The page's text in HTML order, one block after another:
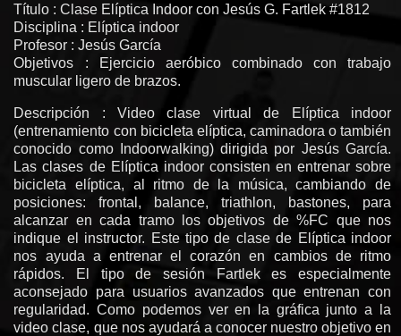
Título : Clase Elíptica Indoor con Jesús G. Fartlek #1812
Disciplina : Elíptica indoor
Profesor : Jesús García
Objetivos : Ejercicio aeróbico combinado con trabajo
muscular ligero de brazos.
Descripción : Video clase virtual de Elíptica indoor
(entrenamiento con bicicleta elíptica, caminadora o también
conocido como Indoorwalking) dirigida por Jesús García.
Las clases de Elíptica indoor consisten en entrenar sobre
bicicleta elíptica, al ritmo de la música, cambiando de
posiciones: frontal, balance, triathlon, bastones, para
alcanzar en cada tramo los objetivos de %FC que nos
indique el instructor. Este tipo de clase de Elíptica indoor
nos ayuda a entrenar el corazón en cambios de ritmo
rápidos. El tipo de sesión Fartlek es especialmente
aconsejado para usuarios avanzados que entrenan con
regularidad. Como podemos ver en la gráfica junto a la
video clase, que nos ayudará a conocer nuestro objetivo en